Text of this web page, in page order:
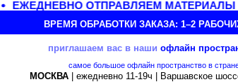
ЕЖЕДНЕВНО ОТПРАВЛЯЕМ МАТЕРИАЛЫ
ВРЕМЯ ОБРАБОТКИ ЗАКАЗА: 1–2
приглашаем вас в наши офлайн
самое большое офлайн пространство в
МОСКВА| ежедневно 11-19ч | Варшавское